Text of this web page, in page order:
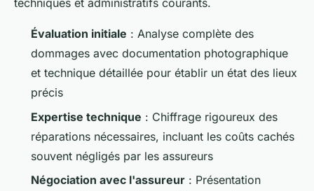
techniques et administratifs courants.
Évaluation initiale : Analyse complète des
dommages avec documentation photographique
et technique détaillée pour établir un état des lieux
précis
Expertise technique : Chiffrage rigoureux des
réparations nécessaires, incluant les coûts cachés
souvent négligés par les assureurs
Négociation avec l'assureur : Présentation